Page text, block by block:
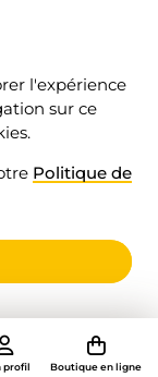
l'expérience
sur ce
Politique de
profil Boutique en ligne